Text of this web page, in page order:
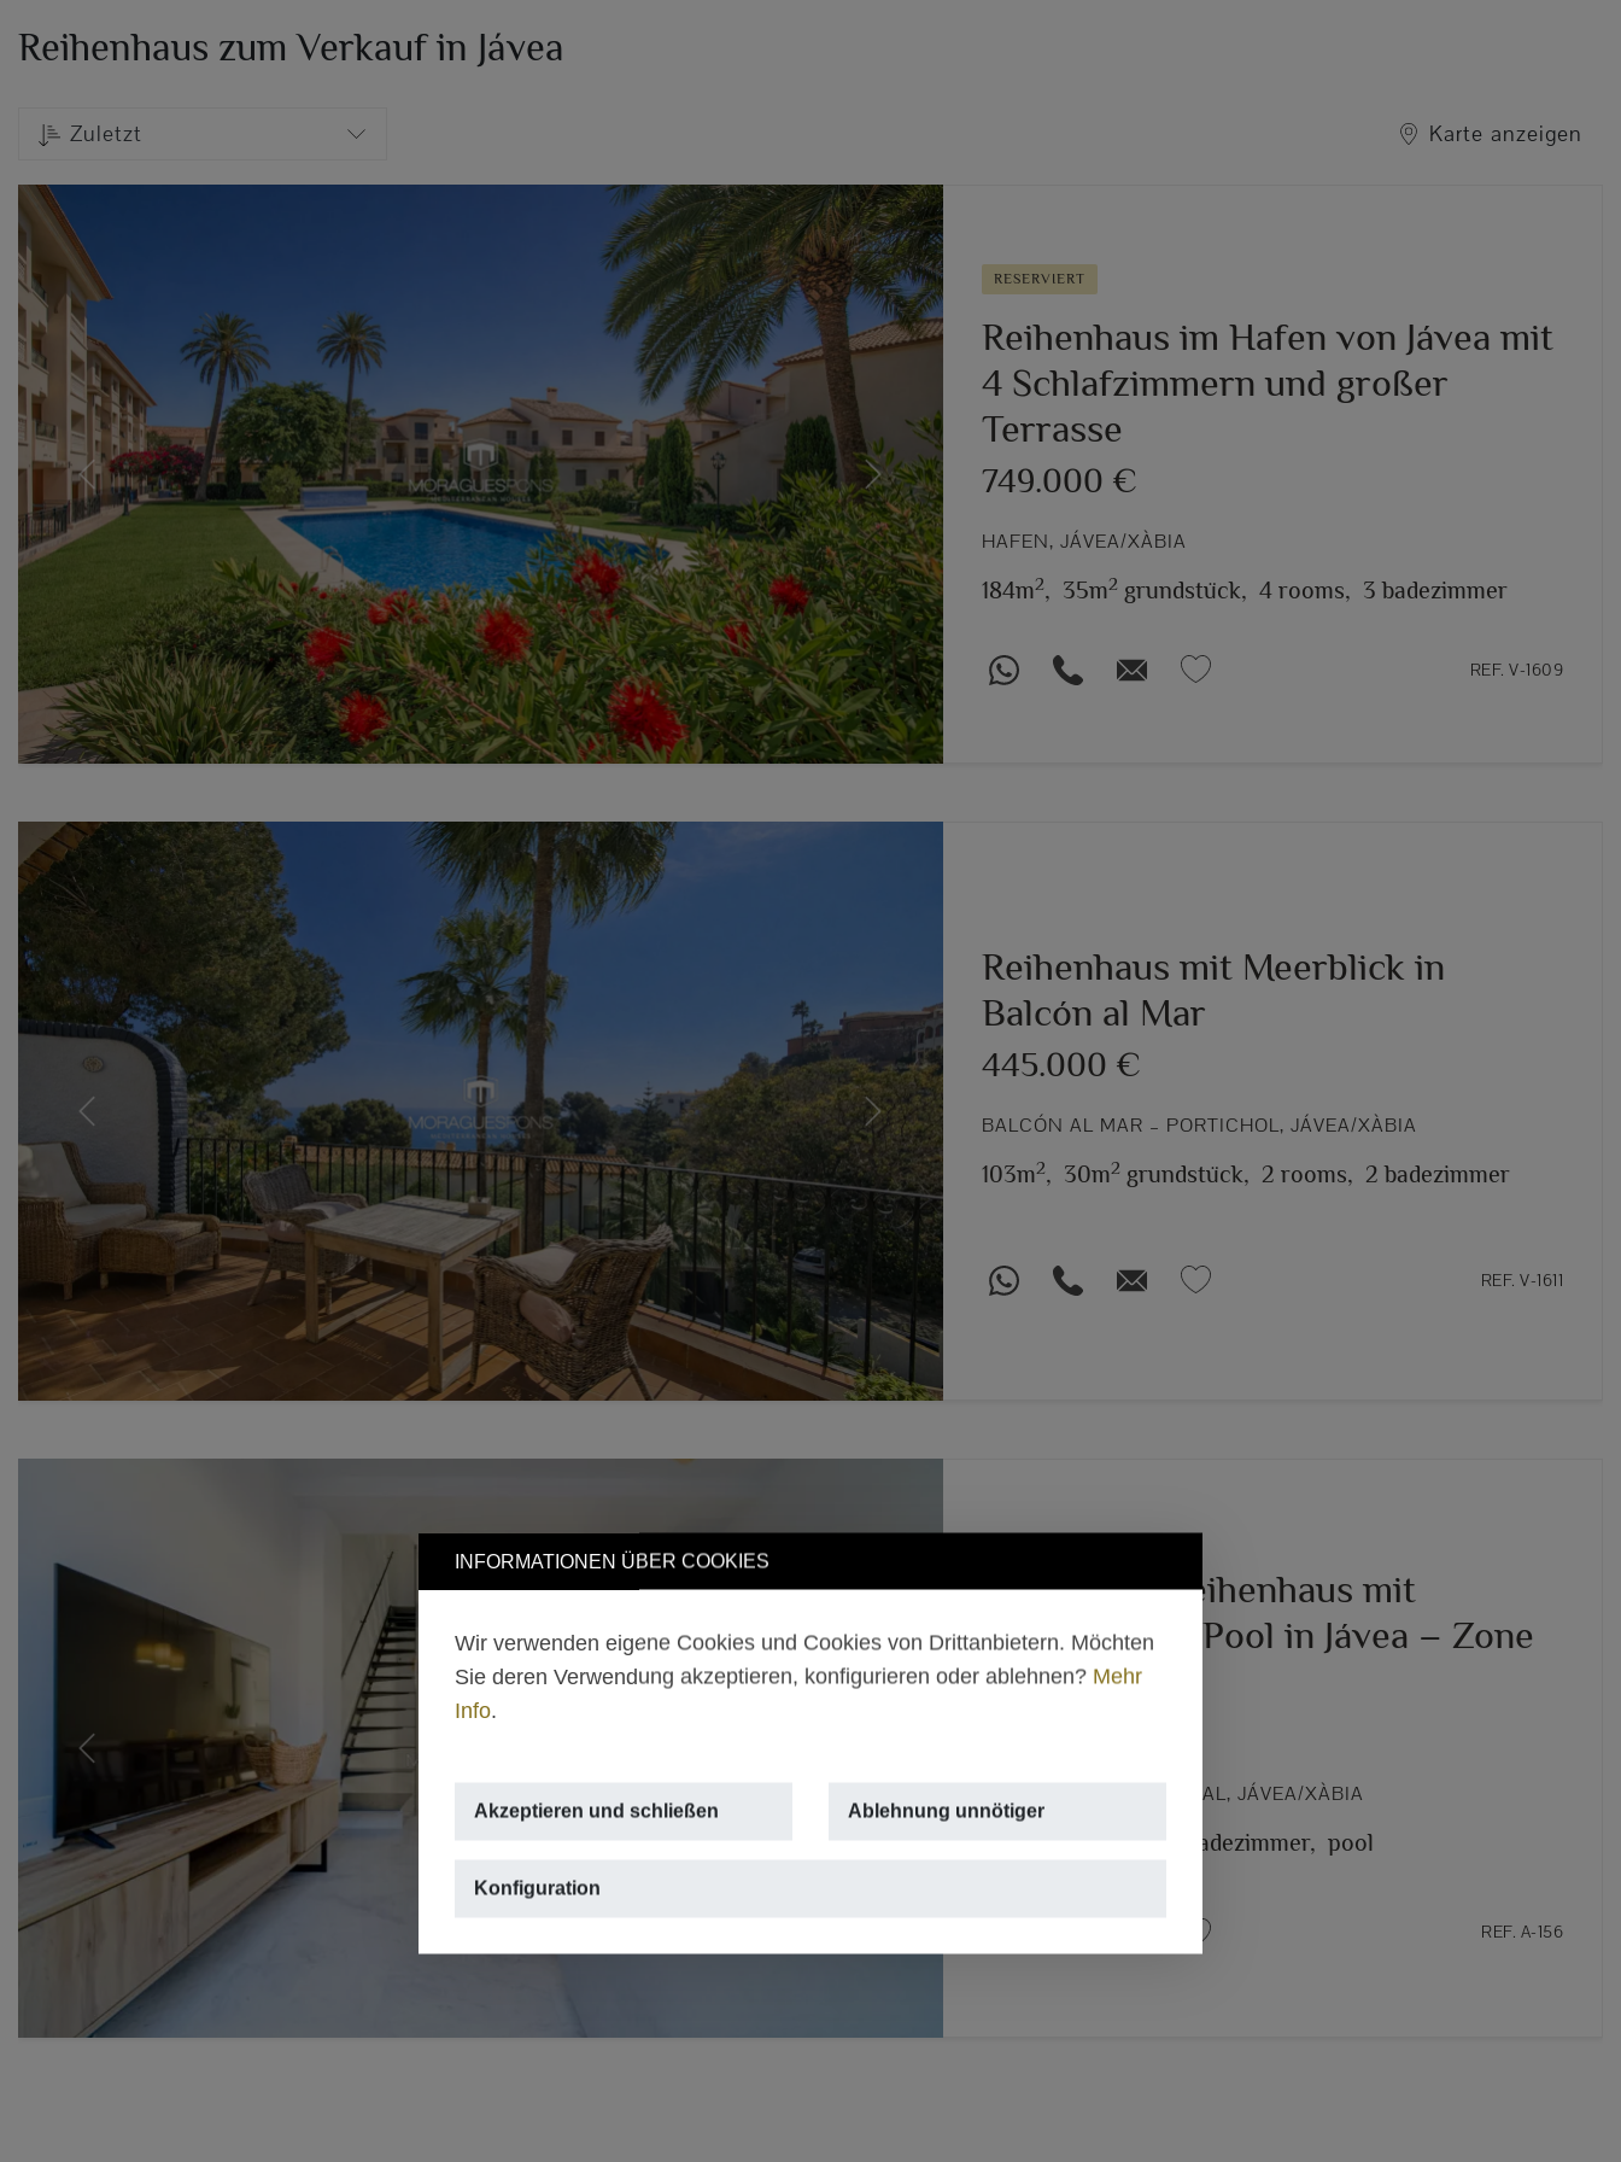
INFORMATIONEN ÜBER COOKIES
Wir verwenden eigene Cookies und Cookies von Drittanbietern. Möchten
Sie deren Verwendung akzeptieren, konfigurieren oder ablehnen? Mehr
Info.
Akzeptieren und schließen Ablehnung unnötiger
Konfiguration
Reihenhaus zum Verkauf in Jávea
Zuletzt Karte anzeigen
Previous Next
RESERVIERT
Reihenhaus im Hafen von Jávea mit
4 Schlafzimmern und großer
Terrasse
749.000 €
HAFEN, JÁVEA/XÀBIA
184m2, 35m2 grundstück, 4 rooms, 3 badezimmer
REF. V-1609
Previous Next
Reihenhaus mit Meerblick in
Balcón al Mar
445.000 €
BALCÓN AL MAR – PORTICHOL, JÁVEA/XÀBIA
103m2, 30m2 grundstück, 2 rooms, 2 badezimmer
REF. V-1611
Previous
Exklusives Reihenhaus mit
Aussicht und Pool in Jávea – Zone
Arenal
MONTAÑAR – EL ARENAL, JÁVEA/XÀBIA
3 badezimmer, pool
REF. A-156